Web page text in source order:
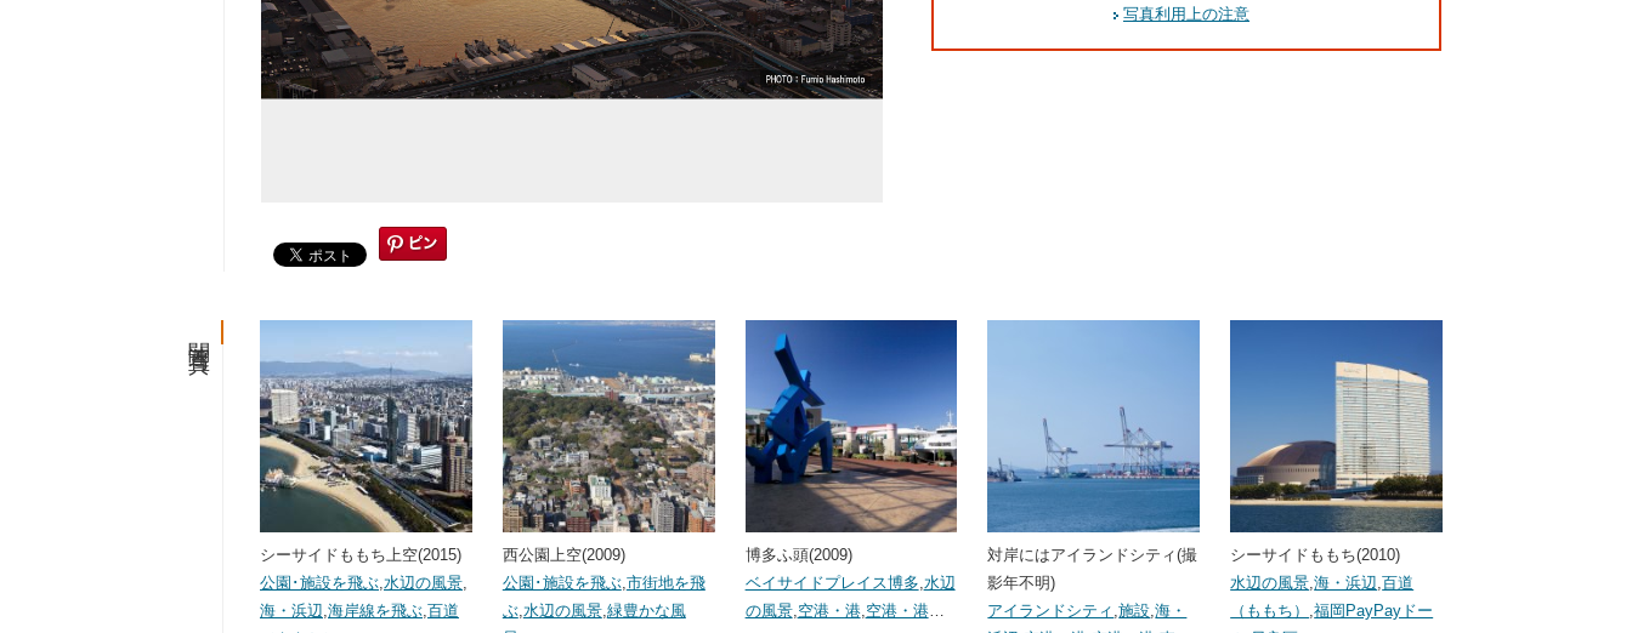
写真利用上の注意
シーサイドももち上空(2015)
公園･施設を飛ぶ 水辺の風景
海・浜辺 海岸線を飛ぶ 百道
西公園上空(2009)
公園･施設を飛ぶ, 市街地を飛
ぶ, 水辺の風景, 緑豊かな風
博多ふ頭(2009)
ベイサイドプレイス博多 水辺
の風景, 空港・港, 空港・港…
対岸にはアイランドシティ(撮
影年不明)
アイランドシティ ,施設 ,海・
シーサイドももち(2010)
水辺の風景 ,海・浜辺 ,百道
（ももち）
,福岡PayPayドー